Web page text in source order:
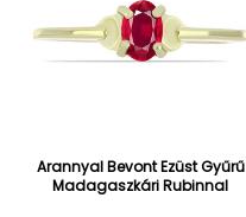
Arannyal Bevont Ezüst Gyűrű
Madagaszkári Rubinnal